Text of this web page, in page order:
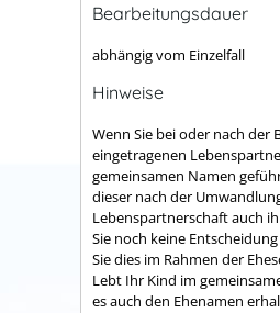
Bearbeitungsdauer
abhängig vom Einzelfall
Hinweise
Wenn Sie bei oder nach der
eingetragenen
gemeinsamen Namen
dieser nach der
Lebenspartnerschaft auch
Sie noch keine
Sie dies im Rahmen der
Lebt Ihr Kind im
es auch den Ehenamen